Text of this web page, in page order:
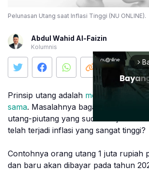
Pelunasan Utang saat Inflasi Tinggi (NU ONLINE).
Abdul Wahid Al-Faizin
Kolumnis
Prinsip utang adalah mengembalikan
sama. Masalahnya bagaimana dengan
utang-piutang yang sudah terjadi
telah terjadi inflasi yang sangat tinggi?
Contohnya orang utang 1 juta rupiah
dan baru akan dibayar pada tahun
arrow_forward_ios